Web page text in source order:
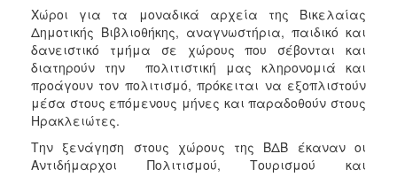
ΔΗΜΟΣ
ΠΟΛΙΤΙΣΜΟΣ
ΑΝΘΕΚΤΙΚΗ
Χώροι για τα μοναδικά αρχεία της Βικελαίας
Δημοτικής Βιβλιοθήκης, αναγνωστήρια, παιδικό και
δανειστικό τμήμα σε χώρους που σέβονται και
διατηρούν την πολιτιστική μας κληρονομιά και
προάγουν τον πολιτισμό, πρόκειται να εξοπλιστούν
μέσα στους επόμενους μήνες και παραδοθούν στους
Ηρακλειώτες.
Την ξενάγηση στους χώρους της ΒΔΒ έκαναν οι
Αντιδήμαρχοι Πολιτισμού, Τουρισμού και